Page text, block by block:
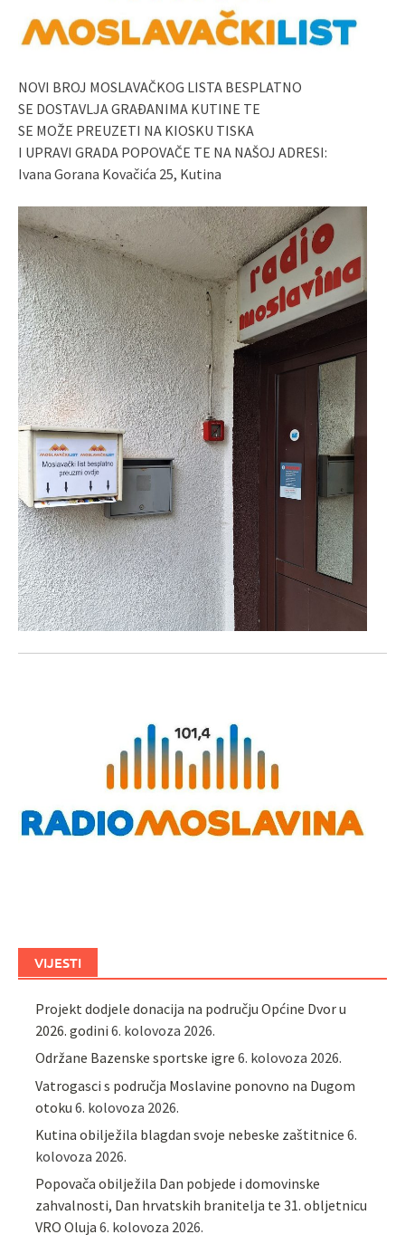
NOVI BROJ MOSLAVAČKOG LISTA BESPLATNO
SE DOSTAVLJA GRAĐANIMA KUTINE TE
SE MOŽE PREUZETI NA KIOSKU TISKA
I UPRAVI GRADA POPOVAČE TE NA NAŠOJ ADRESI:
Ivana Gorana Kovačića 25, Kutina
VIJESTI
Projekt dodjele donacija na području Općine Dvor u
2026. godini 6. kolovoza 2026.
Održane Bazenske sportske igre 6. kolovoza 2026.
Vatrogasci s područja Moslavine ponovno na Dugom
otoku 6. kolovoza 2026.
Kutina obilježila blagdan svoje nebeske zaštitnice 6.
kolovoza 2026.
Popovača obilježila Dan pobjede i domovinske
zahvalnosti, Dan hrvatskih branitelja te 31. obljetnicu
VRO Oluja 6. kolovoza 2026.